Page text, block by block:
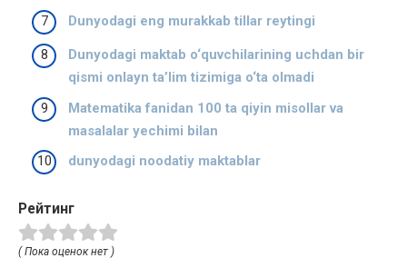
Dunyodagi eng murakkab tillar reytingi
Dunyodagi maktab o‘quvchilarining uchdan bir
qismi onlayn ta’lim tizimiga o‘ta olmadi
Matematika fanidan 100 ta qiyin misollar va
masalalar yechimi bilan
dunyodagi noodatiy maktablar
Рейтинг
( Пока оценок нет )